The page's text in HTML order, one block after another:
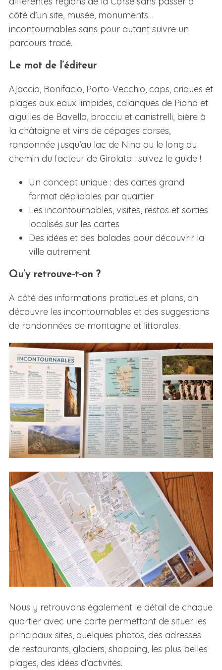
côté d’un site, musée, monuments…
incontournables sans pour autant suivre un
parcours tracé.
Le mot de l’éditeur
Ajaccio, Bonifacio, Porto-Vecchio, caps, criques et
plages aux eaux limpides, calanques de Piana et
aiguilles de Bavella, brocciu et canistrelli, bière à
la châtaigne et vins de cépages corses,
randonnée jusqu’au lac de Nino ou le long du
chemin du facteur de Girolata : suivez le guide !
Un concept unique : des cartes grand
format dépliables par quartier
Les incontournables, visites, restos et sorties
localisés sur les cartes
Des idées et des balades pour découvrir la
ville autrement.
Qu’y retrouve-t-on ?
A côté des informations pratiques et plans, on
découvre les incontournables et des suggestions
de randonnées de montagne et littorales.
Nous y retrouvons également le détail de chaque
quartier avec une carte permettant de situer les
principaux sites, quelques photos, des adresses
de restaurants, glaciers, shopping, les plus belles
plages, des idées d’activités.
S
e
a
c
h
o
r
: